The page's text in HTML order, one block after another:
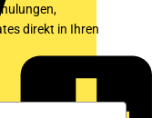
direkt in Ihren